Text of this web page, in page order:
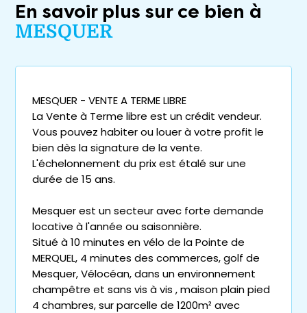
En savoir plus sur ce bien à
MESQUER
MESQUER - VENTE A TERME LIBRE
La Vente à Terme libre est un crédit vendeur.
Vous pouvez habiter ou louer à votre profit le
bien dès la signature de la vente.
L'échelonnement du prix est étalé sur une
durée de 15 ans.
Mesquer est un secteur avec forte demande
locative à l'année ou saisonnière.
Situé à 10 minutes en vélo de la Pointe de
MERQUEL, 4 minutes des commerces, golf de
Mesquer, Vélocéan, dans un environnement
champêtre et sans vis à vis , maison plain pied
4 chambres, sur parcelle de 1200m² avec